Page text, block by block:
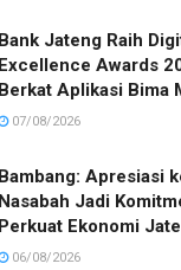
Bank Jateng Raih
Excellence Awards
Berkat Aplikasi Bima
07/08/2026
Bambang: Apresiasi
Nasabah Jadi
Perkuat Ekonomi
06/08/2026